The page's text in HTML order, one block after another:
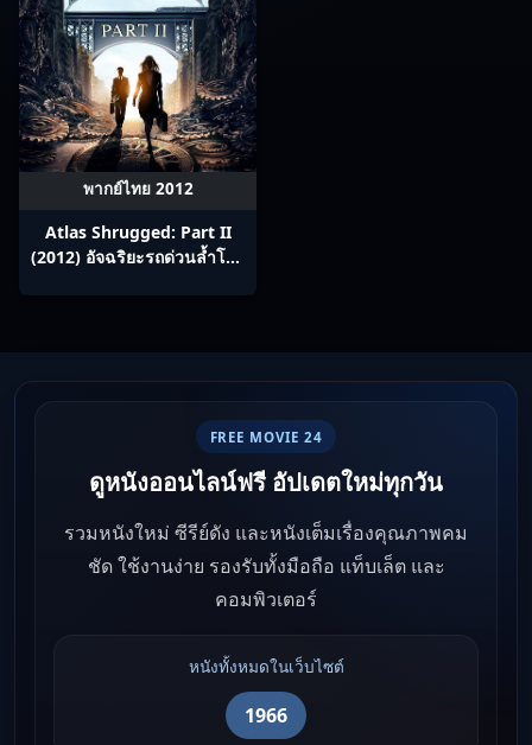
พากย์ไทย 2012
Atlas Shrugged: Part II
(2012) อัจฉริยะรถด่วนล้ำโลก
FREE MOVIE 24
ดูหนังออนไลน์ฟรี อัปเดตใหม่ทุกวัน
รวมหนังใหม่ ซีรีย์ดัง และหนังเต็มเรื่องคุณภาพคม
ชัด ใช้งานง่าย รองรับทั้งมือถือ แท็บเล็ต และ
คอมพิวเตอร์
หนังทั้งหมดในเว็บไซต์
1966